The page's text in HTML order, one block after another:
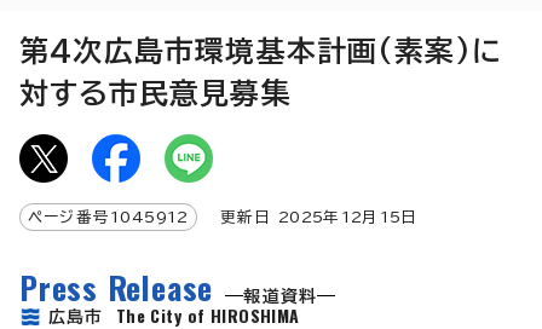
第4次広島市環境基本計画(素案)に
対する市民意見募集
ページ番号 1045912 更新日 2025年 12月 15 日
Press Release
報道資料
広島市 The City of HIROSHIMA